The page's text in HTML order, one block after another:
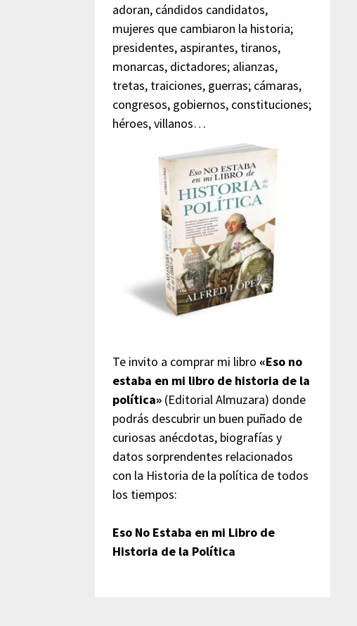
adoran, cándidos candidatos,
mujeres que cambiaron la historia;
presidentes, aspirantes, tiranos,
monarcas, dictadores; alianzas,
tretas, traiciones, guerras; cámaras,
congresos, gobiernos, constituciones;
héroes, villanos…
Te invito a comprar mi libro «Eso no
estaba en mi libro de historia de la
política»(Editorial Almuzara) donde
podrás descubrir un buen puñado de
curiosas anécdotas, biografías y
datos sorprendentes relacionados
con la Historia de la política de todos
los tiempos:
Eso No Estaba en mi Libro de
Historia de la Política